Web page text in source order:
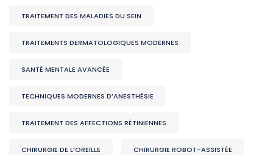
TRAITEMENT DES MALADIES DU SEIN
TRAITEMENTS DERMATOLOGIQUES MODERNES
SANTÉ MENTALE AVANCÉE
TECHNIQUES MODERNES D’ANESTHÉSIE
TRAITEMENT DES AFFECTIONS RÉTINIENNES
CHIRURGIE DE L’OREILLE CHIRURGIE ROBOT-ASSISTÉE